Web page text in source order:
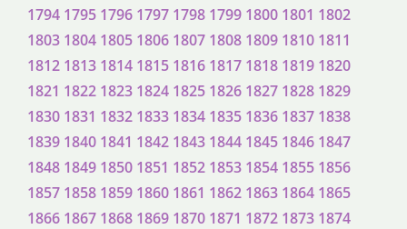
1794 1795 1796 1797 1798 1799 1800 1801 1802
1803 1804 1805 1806 1807 1808 1809 1810 1811
1812 1813 1814 1815 1816 1817 1818 1819 1820
1821 1822 1823 1824 1825 1826 1827 1828 1829
1830 1831 1832 1833 1834 1835 1836 1837 1838
1839 1840 1841 1842 1843 1844 1845 1846 1847
1848 1849 1850 1851 1852 1853 1854 1855 1856
1857 1858 1859 1860 1861 1862 1863 1864 1865
1866 1867 1868 1869 1870 1871 1872 1873 1874